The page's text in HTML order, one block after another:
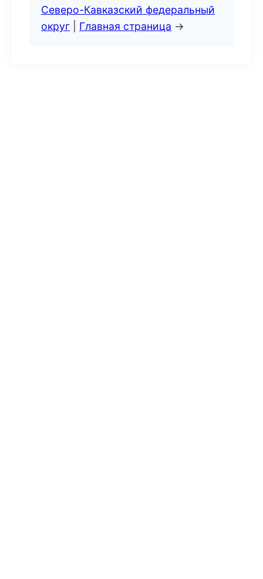
Северо-Кавказский федеральный
округ
Главная страница →